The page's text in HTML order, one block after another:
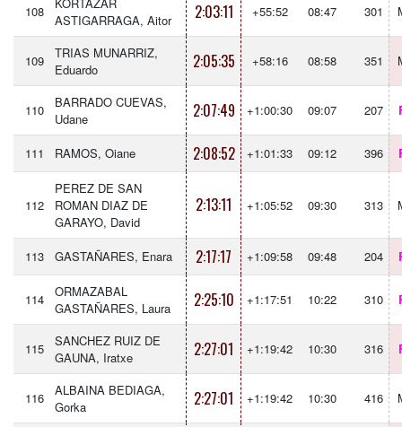
108
ASTIGARRAGA, Aitor
2:03:11 +55:52 08:47 301
109
TRIAS MUNARRIZ,
Eduardo
2:05:35 +58:16 08:58 351
110
BARRADO CUEVAS,
Udane
2:07:49 +1:00:30 09:07 207
111 RAMOS, Oiane 2:08:52 +1:01:33 09:12 396
112
PEREZ DE SAN
ROMAN DIAZ DE
GARAYO, David
2:13:11 +1:05:52 09:30 313
113 GASTAÑARES, Enara 2:17:17 +1:09:58 09:48 204
114
ORMAZABAL
GASTAÑARES, Laura
2:25:10 +1:17:51 10:22 310
115
SANCHEZ RUIZ DE
GAUNA, Iratxe
2:27:01 +1:19:42 10:30 316
116
ALBAINA BEDIAGA,
Gorka
2:27:01 +1:19:42 10:30 416